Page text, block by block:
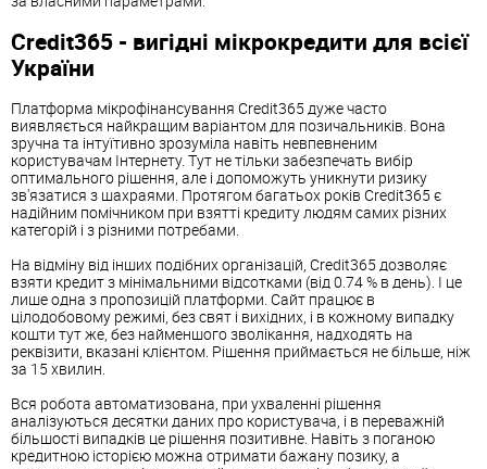
Credit365 - вигідні мікрокредити для всієї
України
Платформа мікрофінансування Credit365 дуже часто
виявляється найкращим варіантом для позичальників. Вона
зручна та інтуїтивно зрозуміла навіть невпевненим
користувачам Інтернету. Тут не тільки забезпечать вибір
оптимального рішення, але і допоможуть уникнути ризику
зв'язатися з шахраями. Протягом багатьох років Credit365 є
надійним помічником при взятті кредиту людям самих різних
категорій і з різними потребами.
На відміну від інших подібних організацій, Credit365 дозволяє
взяти кредит з мінімальними відсотками (від 0.74 % в день). І це
лише одна з пропозицій платформи. Сайт працює в
цілодобовому режимі, без свят і вихідних, і в кожному випадку
кошти тут же, без найменшого зволікання, надходять на
реквізити, вказані клієнтом. Рішення приймається не більше, ніж
за 15 хвилин.
Вся робота автоматизована, при ухваленні рішення
аналізуються десятки даних про користувача, і в переважній
більшості випадків це рішення позитивне. Навіть з поганою
кредитною історією можна отримати бажану позику, а